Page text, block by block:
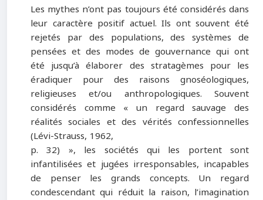
Les mythes n’ont pas toujours été considérés dans
leur caractère positif actuel. Ils ont souvent été
rejetés par des populations, des systèmes de
pensées et des modes de gouvernance qui ont
été jusqu’à élaborer des stratagèmes pour les
éradiquer pour des raisons gnoséologiques,
religieuses et/ou anthropologiques. Souvent
considérés comme « un regard sauvage des
réalités sociales et des vérités confessionnelles
(Lévi-Strauss, 1962,
p. 32) », les sociétés qui les portent sont
infantilisées et jugées irresponsables, incapables
de penser les grands concepts. Un regard
condescendant qui réduit la raison, l’imagination